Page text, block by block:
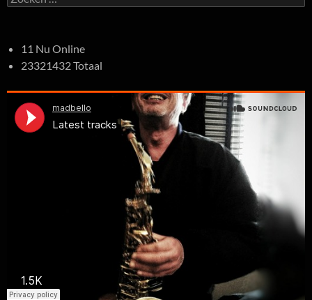
naar:
11 Nu Online
23321432 Totaal